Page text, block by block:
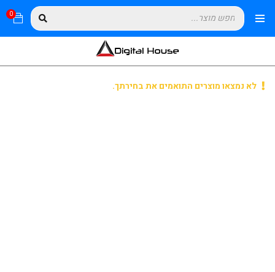
0
לא נמצאו מוצרים התואמים את בחירתך.